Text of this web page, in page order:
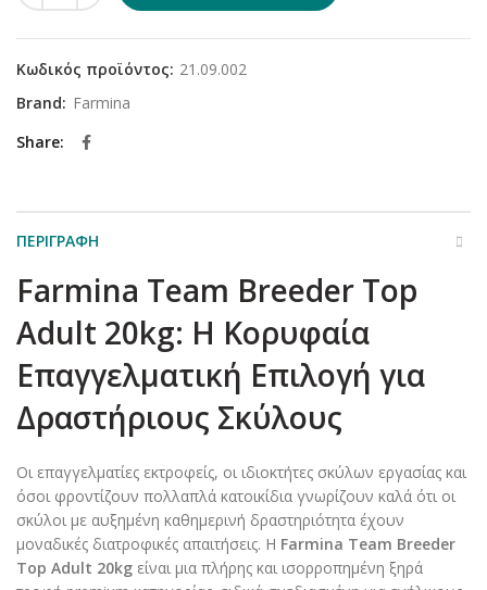
Κωδικός προϊόντος: 21.09.002
Brand: Farmina
Share
ΠΕΡΙΓΡΑΦΉ
Farmina Team Breeder Top
Adult 20kg: Η Κορυφαία
Επαγγελματική Επιλογή για
Δραστήριους Σκύλους
Οι επαγγελματίες εκτροφείς, οι ιδιοκτήτες σκύλων εργασίας και
όσοι φροντίζουν πολλαπλά κατοικίδια γνωρίζουν καλά ότι οι
σκύλοι με αυξημένη καθημερινή δραστηριότητα έχουν
μοναδικές διατροφικές απαιτήσεις. Η Farmina Team Breeder
Top Adult 20kg είναι μια πλήρης και ισορροπημένη ξηρά